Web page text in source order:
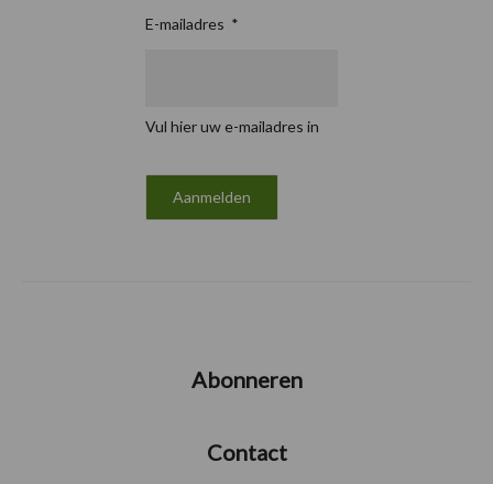
E-mailadres *
Vul hier uw e-mailadres in
Abonneren
Contact